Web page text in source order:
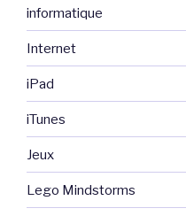
informatique
Internet
iPad
iTunes
Jeux
Lego Mindstorms